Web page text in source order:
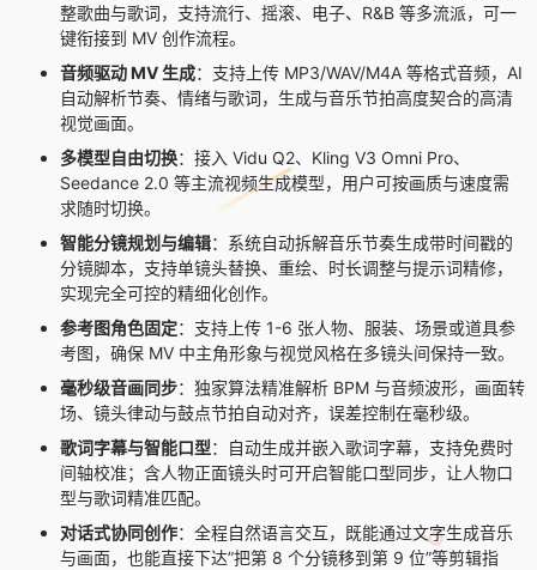
整歌曲与歌词，支持流行、摇滚、电子、R&B 等多流派，可一
键衔接到 MV 创作流程。
音频驱动 MV 生成：支持上传 MP3/WAV/M4A 等格式音频，AI
自动解析节奏、情绪与歌词，生成与音乐节拍高度契合的高清
视觉画面。
多模型自由切换：接入 Vidu Q2、Kling V3 Omni Pro、
Seedance 2.0 等主流视频生成模型，用户可按画质与速度需
求随时切换。
智能分镜规划与编辑：系统自动拆解音乐节奏生成带时间戳的
分镜脚本，支持单镜头替换、重绘、时长调整与提示词精修，
实现完全可控的精细化创作。
参考图角色固定：支持上传 1-6 张人物、服装、场景或道具参
考图，确保 MV 中主角形象与视觉风格在多镜头间保持一致。
毫秒级音画同步：独家算法精准解析 BPM 与音频波形，画面转
场、镜头律动与鼓点节拍自动对齐，误差控制在毫秒级。
歌词字幕与智能口型：自动生成并嵌入歌词字幕，支持免费时
间轴校准；含人物正面镜头时可开启智能口型同步，让人物口
型与歌词精准匹配。
对话式协同创作：全程自然语言交互，既能通过文字生成音乐
与画面，也能直接下达”把第 8 个分镜移到第 9 位”等剪辑指